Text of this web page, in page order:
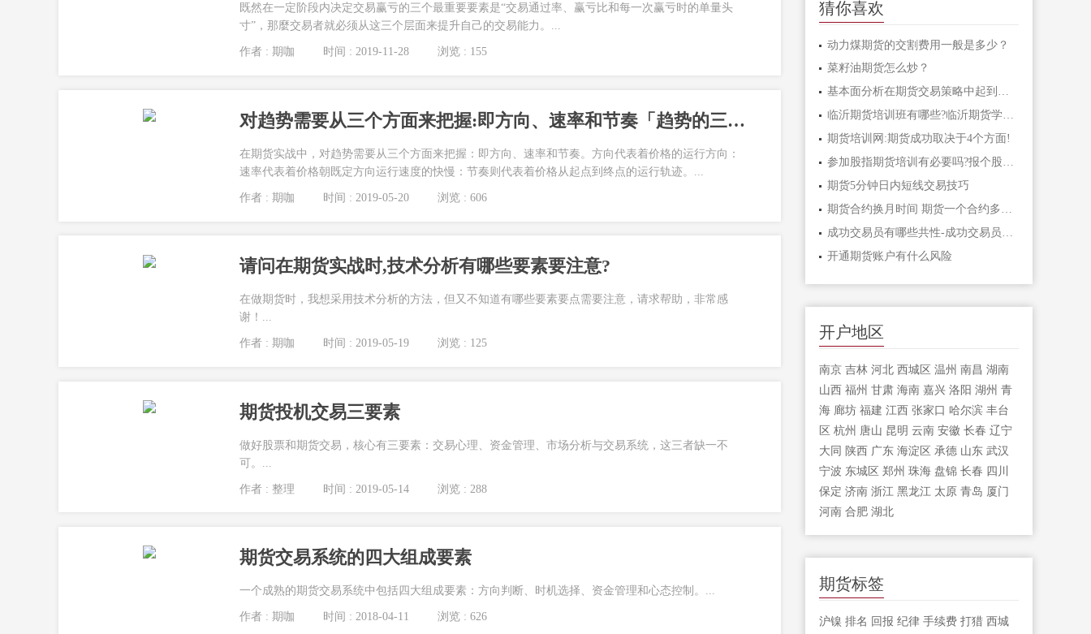
既然在一定阶段内决定交易赢亏的三个最重要要素是“交易通过率、赢亏比和每一次赢亏时的单量头
寸”，那麼交易者就必须从这三个层面来提升自己的交易能力。...
作者 : 期咖 时间 : 2019-11-28 浏览 : 155
对趋势需要从三个方面来把握:即方向、速率和节奏「趋势的三要素」
在期货实战中，对趋势需要从三个方面来把握：即方向、速率和节奏。方向代表着价格的运行方向：
速率代表着价格朝既定方向运行速度的快慢：节奏则代表着价格从起点到终点的运行轨迹。...
作者 : 期咖 时间 : 2019-05-20 浏览 : 606
请问在期货实战时,技术分析有哪些要素要注意?
在做期货时，我想采用技术分析的方法，但又不知道有哪些要素要点需要注意，请求帮助，非常感
谢！...
作者 : 期咖 时间 : 2019-05-19 浏览 : 125
期货投机交易三要素
做好股票和期货交易，核心有三要素：交易心理、资金管理、市场分析与交易系统，这三者缺一不
可。...
作者 : 整理 时间 : 2019-05-14 浏览 : 288
期货交易系统的四大组成要素
一个成熟的期货交易系统中包括四大组成要素：方向判断、时机选择、资金管理和心态控制。...
作者 : 期咖 时间 : 2018-04-11 浏览 : 626
猜你喜欢
动力煤期货的交割费用一般是多少？
菜籽油期货怎么炒？
基本面分析在期货交易策略中起到什么作
临沂期货培训班有哪些?临沂期货学习课程
期货培训网:期货成功取决于4个方面!
参加股指期货培训有必要吗?报个股指期货
期货5分钟日内短线交易技巧
期货合约换月时间 期货一个合约多长时间
开通期货账户有什么风险
开户地区
南京 吉林 河北 西城区 温州 南昌 湖南
山西 福州 甘肃 海南 嘉兴 洛阳 湖州 青
海 廊坊 福建 江西 张家口 哈尔滨 丰台
区 杭州 唐山 昆明 云南 安徽 长春 辽宁
大同 陕西 广东 海淀区 承德 山东 武汉
宁波 东城区 郑州 珠海 盘锦 长春 四川
保定 济南 浙江 黑龙江 太原 青岛 厦门
河南 合肥 湖北
期货标签
沪镍 排名 回报 纪律 手续费 打猎 西城